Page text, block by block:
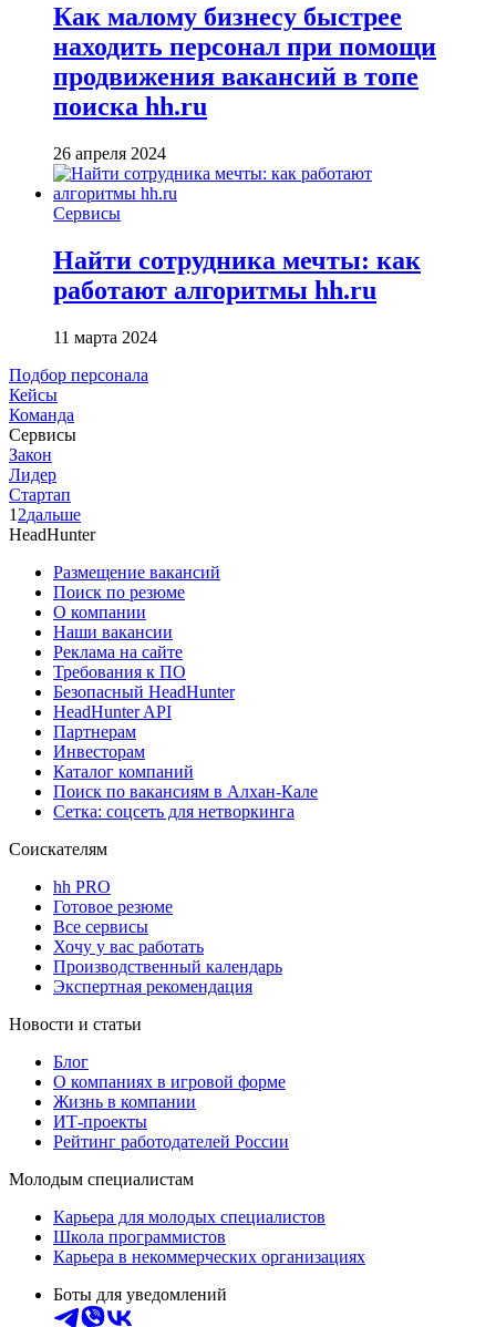
Как малому бизнесу быстрее
находить персонал при помощи
продвижения вакансий в топе
поиска hh.ru
26 апреля 2024
Сервисы
Найти сотрудника мечты: как
работают алгоритмы hh.ru
11 марта 2024
Подбор персонала
Кейсы
Команда
Сервисы
Закон
Лидер
Стартап
1 2дальше
HeadHunter
Размещение вакансий
Поиск по резюме
О компании
Наши вакансии
Реклама на сайте
Требования к ПО
Безопасный HeadHunter
HeadHunter API
Партнерам
Инвесторам
Каталог компаний
Поиск по вакансиям в Алхан-Кале
Сетка: соцсеть для нетворкинга
Соискателям
hh PRO
Готовое резюме
Все сервисы
Хочу у вас работать
Производственный календарь
Экспертная рекомендация
Новости и статьи
Блог
О компаниях в игровой форме
Жизнь в компании
ИТ-проекты
Рейтинг работодателей России
Молодым специалистам
Карьера для молодых специалистов
Школа программистов
Карьера в некоммерческих организациях
Боты для уведомлений